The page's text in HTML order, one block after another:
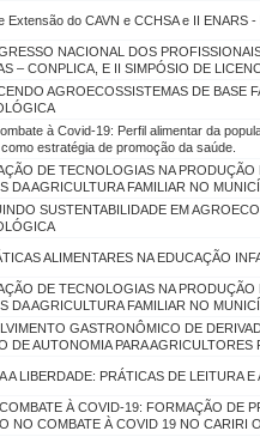
Extensão do CAVN e CCHSA e II ENARS
NACIONAL DOS
– CONPLICA, E II SIMPÓSIO DE
AGROECOSSISTEMAS DE BASE
à Covid-19: Perfil alimentar da
estratégia de promoção da saúde.
DE TECNOLOGIAS NA
DA AGRICULTURA FAMILIAR NO
SUSTENTABILIDADE EM
ALIMENTARES NA EDUCAÇÃO
DE TECNOLOGIAS NA
DA AGRICULTURA FAMILIAR NO
GASTRONÔMICO DE
DE AUTONOMIA PARA
A LIBERDADE: PRÁTICAS DE LEITURA
À COVID-19: FORMAÇÃO DE
NO COMBATE À COVID 19 NO CARIRI